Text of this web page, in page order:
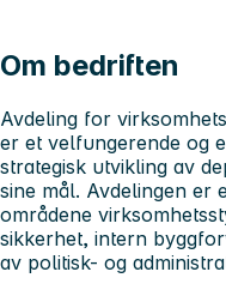
Om bedriften
Avdeling for
er et velfungerende og
strategisk utvikling av
sine mål. Avdelingen er
områdene
sikkerhet, intern
av politisk- og